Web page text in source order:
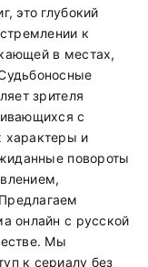
это глубокий
к
в местах,
зрителя
с
характеры и
повороты
онлайн с русской
Мы
к сериалу без